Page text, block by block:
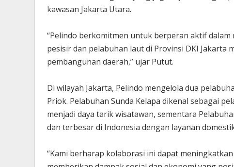
kawasan Jakarta Utara.
“Pelindo berkomitmen untuk berperan aktif
pesisir dan pelabuhan laut di Provinsi DKI Jakarta
pembangunan daerah,” ujar Putut.
Di wilayah Jakarta, Pelindo mengelola dua
Priok. Pelabuhan Sunda Kelapa dikenal sebagai
menjadi daya tarik wisatawan, sementara
dan terbesar di Indonesia dengan layanan
“Kami berharap kolaborasi ini dapat